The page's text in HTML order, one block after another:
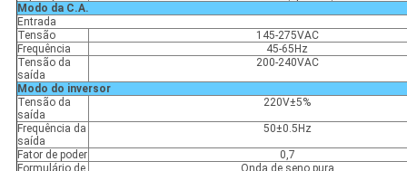
Modo da C.A.
Entrada
Tensão
145-275VAC
Frequência
45-65Hz
Tensão da
saída
200-240VAC
Modo do inversor
Tensão da
saída
220V±5%
Frequência da
saída
50±0.5Hz
Fator de poder
0,7
Formulário de
Onda de seno pura